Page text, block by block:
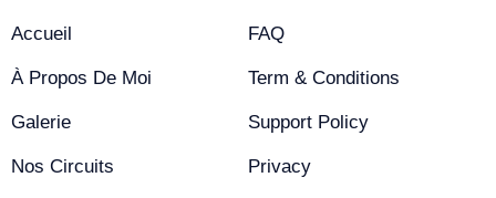
Accueil
À Propos De Moi
Galerie
Nos Circuits
FAQ
Term & Conditions
Support Policy
Privacy